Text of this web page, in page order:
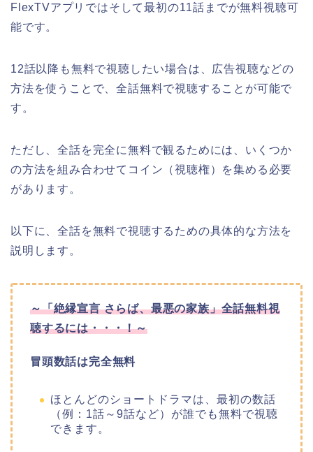
FlexTVアプリではそして最初の11話までが無料視聴可
能です。
12話以降も無料で視聴したい場合は、広告視聴などの
方法を使うことで、全話無料で視聴することが可能で
す。
ただし、全話を完全に無料で観るためには、いくつか
の方法を組み合わせてコイン（視聴権）を集める必要
があります。
以下に、全話を無料で視聴するための具体的な方法を
説明します。
～「絶縁宣言 さらば、最悪の家族」全話無料視
聴するには・・・！～
冒頭数話は完全無料
ほとんどのショートドラマは、最初の数話
（例：1話～9話など）が誰でも無料で視聴
できます。